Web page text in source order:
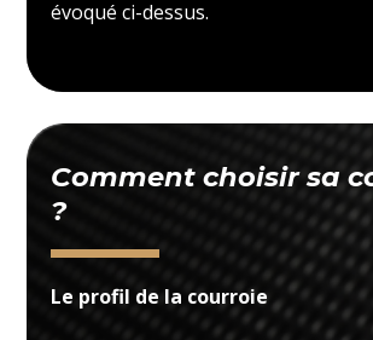
évoqué ci-dessus.
Comment choisir sa
?
Le profil de la courroie